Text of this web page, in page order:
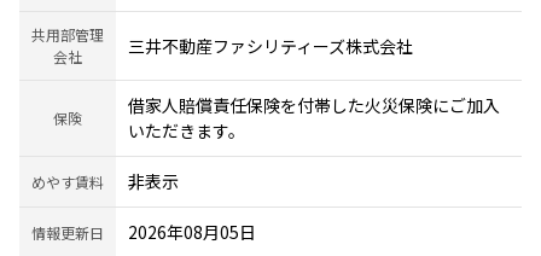
共用部管理
会社
三井不動産ファシリティーズ株式会社
保険
借家人賠償責任保険を付帯した火災保険にご加入
いただきます。
めやす賃料 非表示
情報更新日 2026年08月05日